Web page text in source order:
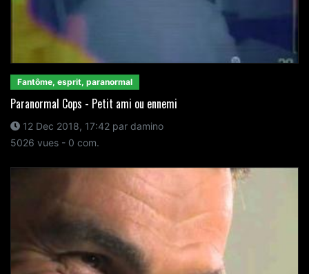
Fantôme, esprit, paranormal
Paranormal Cops - Petit ami ou ennemi
12 Dec 2018, 17:42 par damino
5026 vues - 0 com.